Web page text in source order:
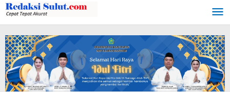
Lewati
ke
konten